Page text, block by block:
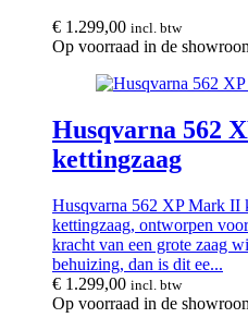
€ 1.299,00 incl. btw
Op voorraad in de
Husqvarna 562
kettingzaag
Husqvarna 562 XP Mark II
kettingzaag, ontworpen
kracht van een grote zaag
behuizing, dan is dit ee...
€ 1.299,00 incl. btw
Op voorraad in de